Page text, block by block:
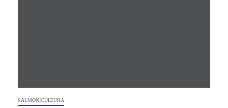
SALMONICULTURA